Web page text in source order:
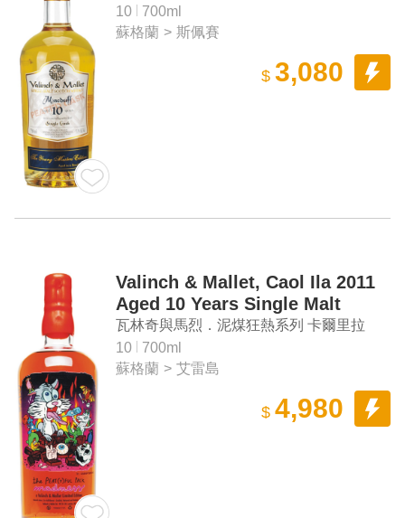
芽蘇格蘭威士忌
10
700ml
蘇格蘭 > 斯佩賽
$ 3,080
Valinch & Mallet, Caol Ila 2011
Aged 10 Years Single Malt
Scotch Whisky
瓦林奇與馬烈．泥煤狂熱系列 卡爾里拉
2011 10年單一麥芽蘇格蘭威士忌
10
700ml
蘇格蘭 > 艾雷島
$ 4,980